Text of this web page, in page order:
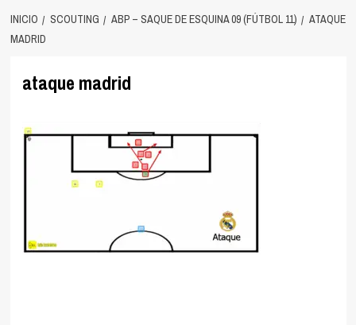
INICIO SCOUTING ABP – SAQUE DE ESQUINA 09 (FÚTBOL 11)
ATAQUE
MADRID
ataque madrid